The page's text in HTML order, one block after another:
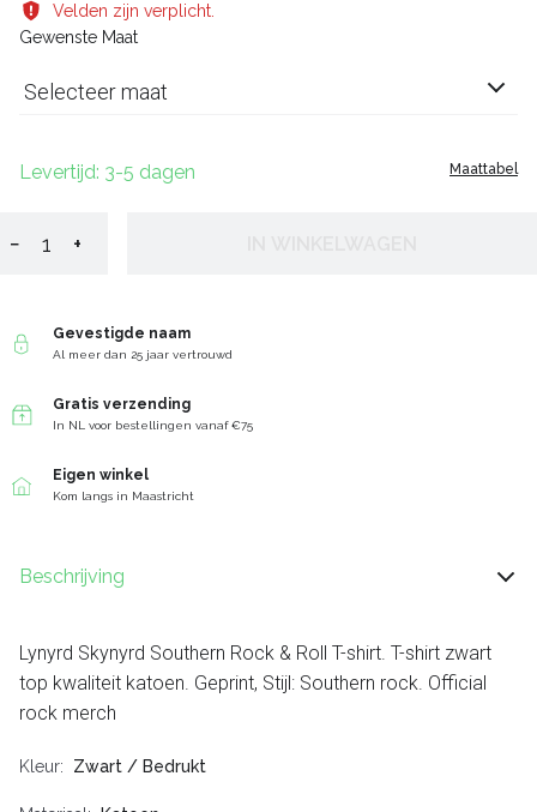
Velden zijn verplicht.
Gewenste Maat
Selecteer maat
Maattabel
Levertijd: 3-5 dagen
− +
Gevestigde naam
Al meer dan 25 jaar vertrouwd
Gratis verzending
In NL voor bestellingen vanaf €75
Eigen winkel
Kom langs in Maastricht
Beschrijving
Lynyrd Skynyrd Southern Rock & Roll T-shirt. T-shirt zwart
top kwaliteit katoen. Geprint, Stijl: Southern rock. Official
rock merch
Kleur Zwart / Bedrukt